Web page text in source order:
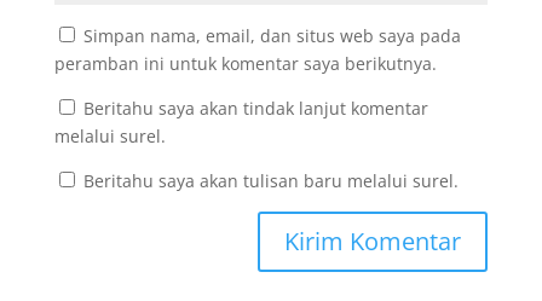
Simpan nama, email, dan situs web saya pada
peramban ini untuk komentar saya berikutnya.
Beritahu saya akan tindak lanjut komentar
melalui surel.
Beritahu saya akan tulisan baru melalui surel.